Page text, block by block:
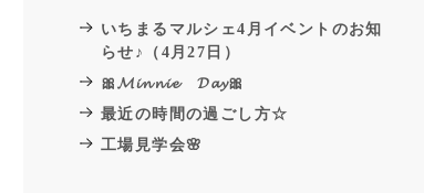
いちまるマルシェ4月イベントのお知
らせ♪（4月27日）
🎀𝓜𝓲𝓷𝓷𝓲𝓮 𝓓𝓪𝔂🎀
最近の時間の過ごし方☆
工場見学会🌸